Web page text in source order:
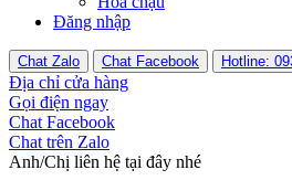
Đăng nhập
Chat Zalo Chat Facebook Hotline:
Địa chỉ cửa hàng
Gọi điện ngay
Chat Facebook
Chat trên Zalo
Anh/Chị liên hệ tại đây nhé